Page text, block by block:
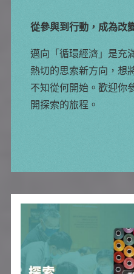
從參與到行動，成為改
邁向「循環經濟」是充
熱切的思索新方向，想
不知從何開始。歡迎你
開探索的旅程。